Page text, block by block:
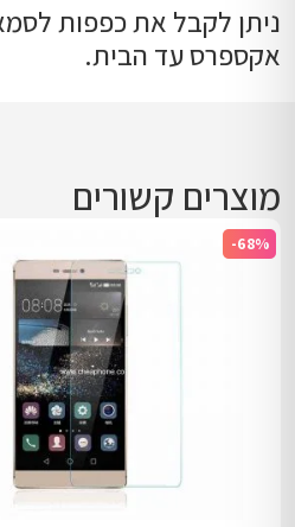
ניתן לקבל את כפפות
אקספרס עד הבית.
מוצרים קשורים
-68%